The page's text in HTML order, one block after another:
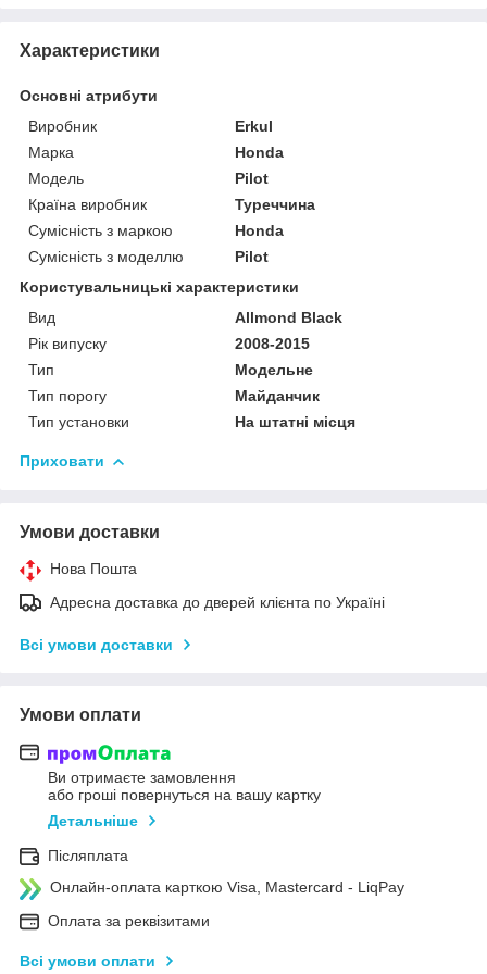
Характеристики
Основні атрибути
Виробник
Erkul
Марка
Honda
Модель
Pilot
Країна виробник
Туреччина
Сумісність з маркою
Honda
Сумісність з моделлю
Pilot
Користувальницькі характеристики
Вид
Allmond Black
Рік випуску
2008-2015
Тип
Модельне
Тип порогу
Майданчик
Тип установки
На штатні місця
Приховати
Умови доставки
Нова Пошта
Адресна доставка до дверей клієнта по Україні
Всі умови доставки
Умови оплати
Ви отримаєте замовлення
або гроші повернуться на вашу картку
Детальніше
Післяплата
Онлайн-оплата карткою Visa, Mastercard - LiqPay
Оплата за реквізитами
Всі умови оплати